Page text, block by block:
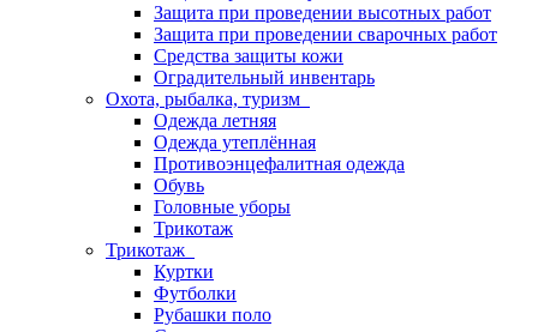
Защита при проведении высотных работ
Защита при проведении сварочных работ
Средства защиты кожи
Оградительный инвентарь
Охота, рыбалка, туризм
Одежда летняя
Одежда утеплённая
Противоэнцефалитная одежда
Обувь
Головные уборы
Трикотаж
Трикотаж
Куртки
Футболки
Рубашки поло